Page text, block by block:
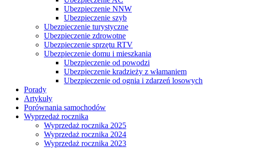
Ubezpieczenie NNW
Ubezpieczenie szyb
Ubezpieczenie turystyczne
Ubezpieczenie zdrowotne
Ubezpieczenie sprzętu RTV
Ubezpieczenie domu i mieszkania
Ubezpieczenie od powodzi
Ubezpieczenie kradzieży z włamaniem
Ubezpieczenie od ognia i zdarzeń losowych
Porady
Artykuły
Porównania samochodów
Wyprzedaż rocznika
Wyprzedaż rocznika 2025
Wyprzedaż rocznika 2024
Wyprzedaż rocznika 2023